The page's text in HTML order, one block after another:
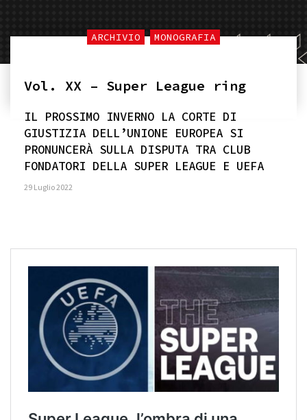
ARCHIVIO MONOGRAFIA
Vol. XX – Super League ring
IL PROSSIMO INVERNO LA CORTE DI
GIUSTIZIA DELL’UNIONE EUROPEA SI
PRONUNCERÀ SULLA DISPUTA TRA CLUB
FONDATORI DELLA SUPER LEAGUE E UEFA
29 Luglio 2022